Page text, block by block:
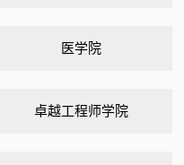
医学院
卓越工程师学院